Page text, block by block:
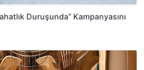
Duruşunda” Kampanyasını